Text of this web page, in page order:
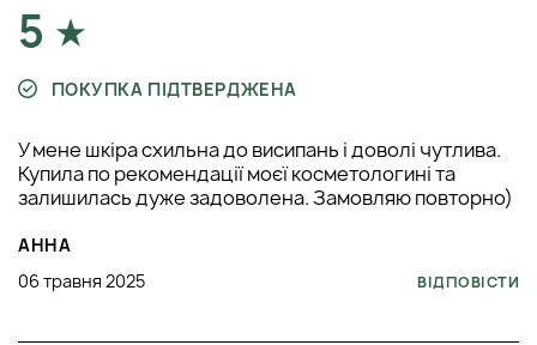
5
ПОКУПКА ПІДТВЕРДЖЕНА
У мене шкіра схильна до висипань і доволі чутлива.
Купила по рекомендації моєї косметологині та
залишилась дуже задоволена. Замовляю повторно)
АННА
06 травня 2025
ВІДПОВІСТИ